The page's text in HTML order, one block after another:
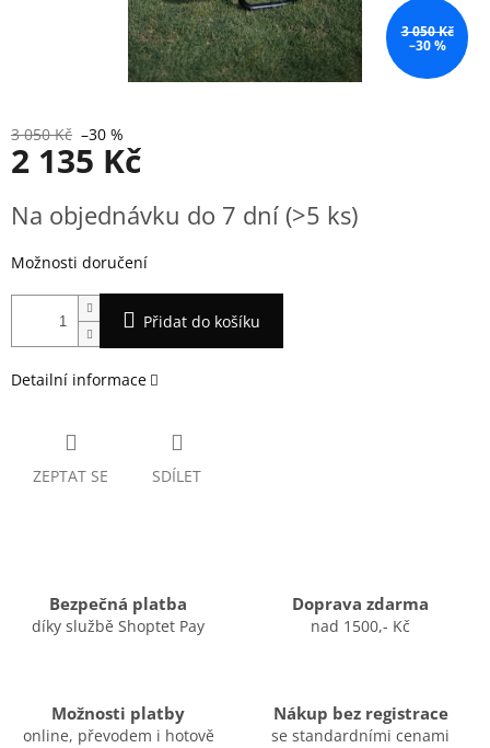
3 050 Kč
–30 %
3 050 Kč –30 %
2 135 Kč
cena:
Na objednávku do 7 dní (>5 ks)
Možnosti doručení
Přidat do košíku
Detailní informace
ZEPTAT SE SDÍLET
Bezpečná platba
díky službě Shoptet Pay
Doprava zdarma
nad 1500,- Kč
Možnosti platby
online, převodem i hotově
Nákup bez registrace
se standardními cenami